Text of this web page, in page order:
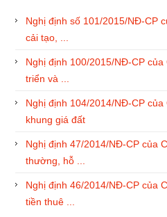
Nghị định số 101/2015/NĐ-CP
cải tạo, ...
Nghị định 100/2015/NĐ-CP
triển và ...
Nghị định 104/2014/NĐ-CP
khung giá đất
Nghị định 47/2014/NĐ-CP của
thường, hỗ ...
Nghị định 46/2014/NĐ-CP của
tiền thuê ...